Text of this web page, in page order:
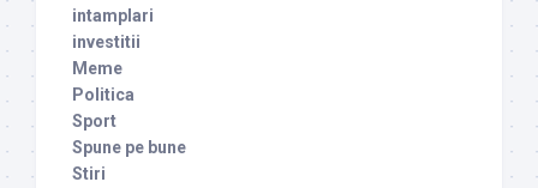
intamplari
investitii
Meme
Politica
Sport
Spune pe bune
Stiri